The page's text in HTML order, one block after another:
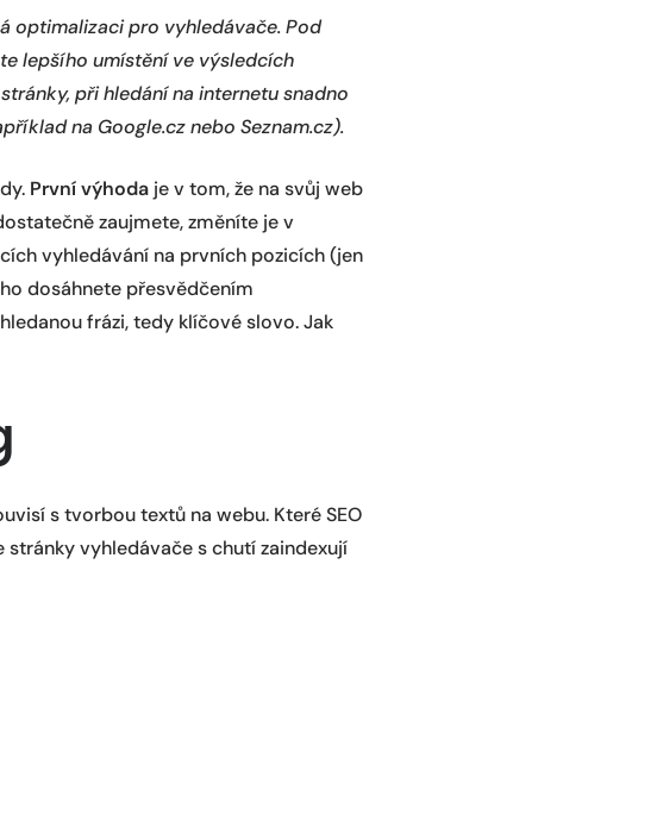
optimalizaci pro vyhledávače. Pod
lepšího umístění ve výsledcích
při hledání na internetu snadno
na Google.cz nebo Seznam.cz).
První výhoda je v tom, že na svůj web
zaujmete, změníte je v
vyhledávání na prvních pozicích (jen
dosáhnete přesvědčením
frázi, tedy klíčové slovo. Jak
s tvorbou textů na webu. Které SEO
vyhledávače s chutí zaindexují